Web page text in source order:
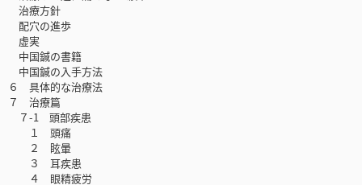
治療方針
配穴の進歩
虚実
中国鍼の書籍
中国鍼の入手方法
６ 具体的な治療法
７ 治療篇
７-1 頭部疾患
１ 頭痛
２ 眩暈
３ 耳疾患
４ 眼精疲労